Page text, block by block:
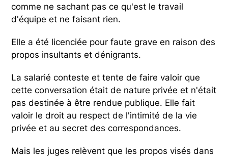
comme ne sachant pas ce qu'est le travail
d'équipe et ne faisant rien.
Elle a été licenciée pour faute grave en raison des
propos insultants et dénigrants.
La salarié conteste et tente de faire valoir que
cette conversation était de nature privée et n'était
pas destinée à être rendue publique. Elle fait
valoir le droit au respect de l'intimité de la vie
privée et au secret des correspondances.
Mais les juges relèvent que les propos visés dans